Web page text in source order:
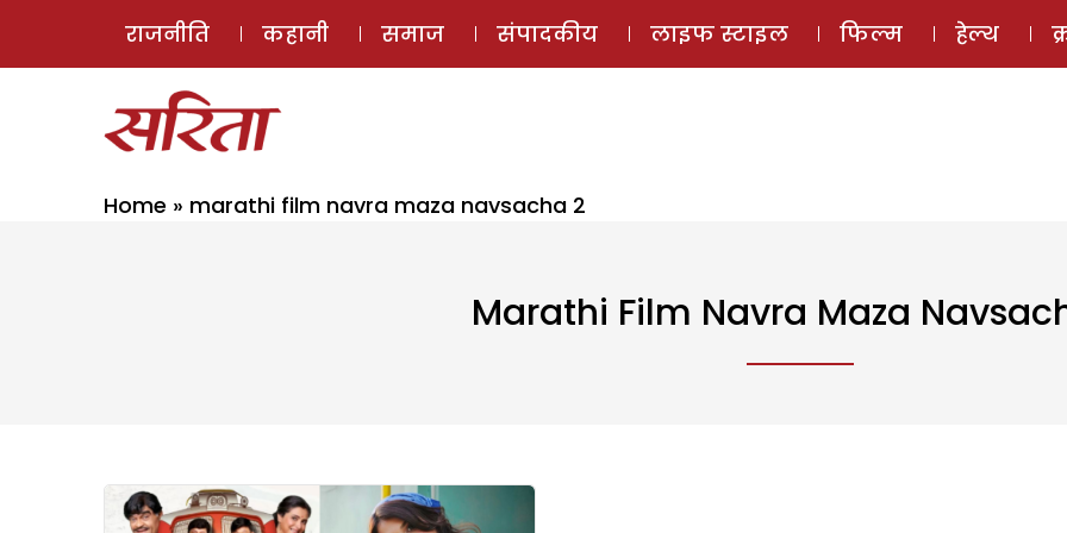
ई-मैगज़ीन
राजनीति कहानी समाज संपादकीय लाइफ स्टाइल फिल्म हेल्थ
Home » marathi film navra maza navsacha 2
Marathi Film Navra Maza